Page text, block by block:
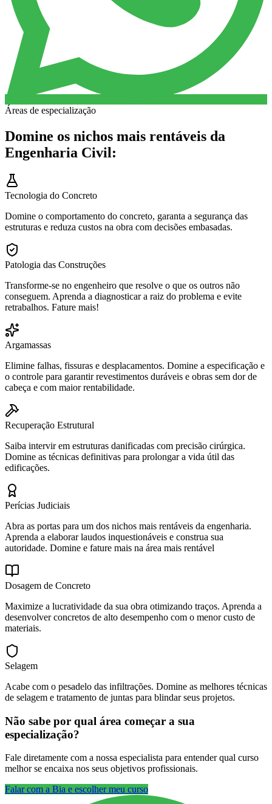
Áreas de especialização
Domine os nichos mais rentáveis da
Engenharia Civil:
Tecnologia do Concreto
Domine o comportamento do concreto, garanta a segurança das
estruturas e reduza custos na obra com decisões embasadas.
Patologia das Construções
Transforme-se no engenheiro que resolve o que os outros não
conseguem. Aprenda a diagnosticar a raiz do problema e evite
retrabalhos. Fature mais!
Argamassas
Elimine falhas, fissuras e desplacamentos. Domine a especificação e
o controle para garantir revestimentos duráveis e obras sem dor de
cabeça e com maior rentabilidade.
Recuperação Estrutural
Saiba intervir em estruturas danificadas com precisão cirúrgica.
Domine as técnicas definitivas para prolongar a vida útil das
edificações.
Perícias Judiciais
Abra as portas para um dos nichos mais rentáveis da engenharia.
Aprenda a elaborar laudos inquestionáveis e construa sua
autoridade. Domine e fature mais na área mais rentável
Dosagem de Concreto
Maximize a lucratividade da sua obra otimizando traços. Aprenda a
desenvolver concretos de alto desempenho com o menor custo de
materiais.
Selagem
Acabe com o pesadelo das infiltrações. Domine as melhores técnicas
de selagem e tratamento de juntas para blindar seus projetos.
Não sabe por qual área começar a sua
especialização?
Fale diretamente com a nossa especialista para entender qual curso
melhor se encaixa nos seus objetivos profissionais.
Falar com a Bia e escolher meu curso